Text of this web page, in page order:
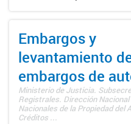
Embargos y
levantamiento
embargos de
Ministerio de Justicia.
Registrales. Dirección
Nacionales de la Propiedad del
Créditos ...